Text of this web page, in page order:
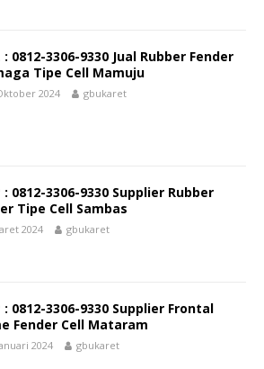
: 0812-3306-9330 Jual Rubber Fender
Tipe Cell Mamuju
2024 gbukaret
: 0812-3306-9330 Supplier Rubber
Tipe Cell Sambas
2024 gbukaret
: 0812-3306-9330 Supplier Frontal
Fender Cell Mataram
2024 gbukaret